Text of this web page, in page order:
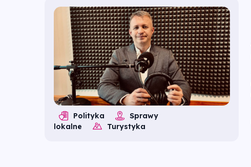
Polityka
Sprawy
lokalne
Turystyka